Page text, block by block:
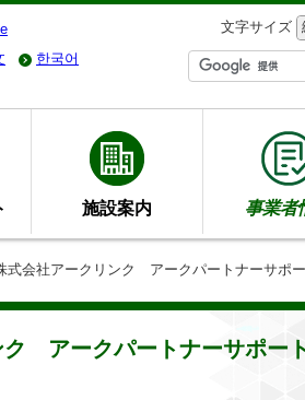
文字サイズ
한국어
施設案内 事業者
式会社アークリンク アークパートナーサポー
アークパートナーサポー